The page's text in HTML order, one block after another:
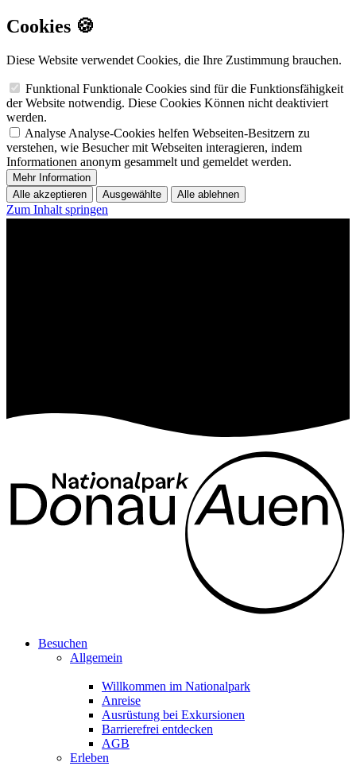
Cookies 🍪
Diese Website verwendet Cookies, die Ihre Zustimmung brauchen.
Funktional Funktionale Cookies sind für die Funktionsfähigkeit
der Website notwendig. Diese Cookies Können nicht deaktiviert
werden.
Analyse Analyse-Cookies helfen Webseiten-Besitzern zu
verstehen, wie Besucher mit Webseiten interagieren, indem
Informationen anonym gesammelt und gemeldet werden.
Mehr Information
Alle akzeptieren
Ausgewählte Alle ablehnen
Zum Inhalt springen
Besuchen
Allgemein
Willkommen im Nationalpark
Anreise
Ausrüstung bei Exkursionen
Barrierefrei entdecken
AGB
Erleben